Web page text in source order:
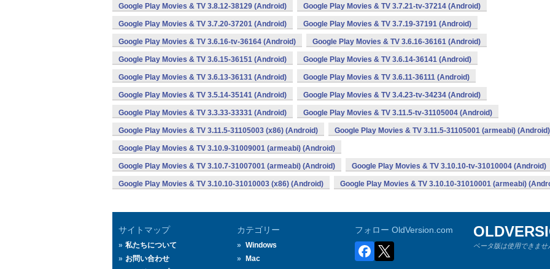
Google Play Movies & TV 3.8.12-38129 (Android) Google Play Movies & TV 3.7.21-tv-37214 (Android)
Google Play Movies & TV 3.7.20-37201 (Android) Google Play Movies & TV 3.7.19-37191 (Android)
Google Play Movies & TV 3.6.16-tv-36164 (Android) Google Play Movies & TV 3.6.16-36161 (Android)
Google Play Movies & TV 3.6.15-36151 (Android) Google Play Movies & TV 3.6.14-36141 (Android)
Google Play Movies & TV 3.6.13-36131 (Android) Google Play Movies & TV 3.6.11-36111 (Android)
Google Play Movies & TV 3.5.14-35141 (Android) Google Play Movies & TV 3.4.23-tv-34234 (Android)
Google Play Movies & TV 3.3.33-33331 (Android) Google Play Movies & TV 3.11.5-tv-31105004 (Android)
Google Play Movies & TV 3.11.5-31105003 (x86) (Android) Google Play Movies & TV 3.11.5-31105001 (armeabi) (Android)
Google Play Movies & TV 3.10.9-31009001 (armeabi) (Android)
Google Play Movies & TV 3.10.7-31007001 (armeabi) (Android) Google Play Movies & TV 3.10.10-tv-31010004 (Android)
Google Play Movies & TV 3.10.10-31010003 (x86) (Android) Google Play Movies & TV 3.10.10-31010001 (armeabi)
サイトマップ
私たちについて
お問い合わせ
カテゴリー
Windows
Mac
フォロー OldVersion.com
ベータ版は使用できませ